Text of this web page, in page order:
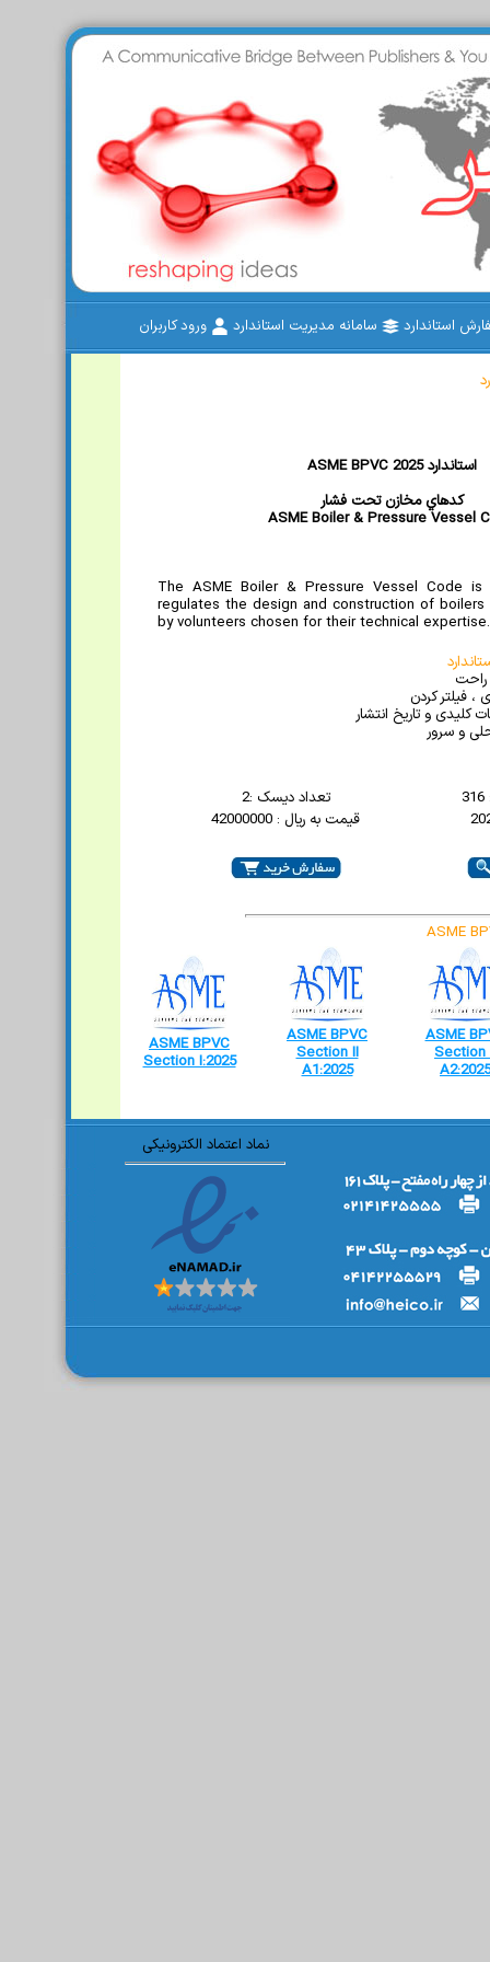
استاندارد سامانه مدیریت استاندارد ورود کاربران
ASME BPVC 2025 استاندارد
کدهاي مخازن تحت فشار
ASME Boiler & Pressure Vessel
The ASME Boiler & Pressure Vessel Code
regulates the design and construction of
by volunteers chosen for their technical expertise.
راحت
فیلتر کردن
کلیدی و تاریخ انتشار
و سرور
تعداد دیسک :2
قیمت به ریال : 42000000
ASME BPVC
Section I:2025
ASME BPVC
Section II
A1:2025
ASME
Section
A2:2025
نماد اعتماد الکترونیکی